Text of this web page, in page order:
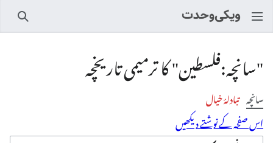
تلاش
"سانچہ:فلسطین" کا ترمیمی تاریخچہ
سانچہ تبادلۂ خیال
اس صفحہ کے نوشتے دیکھیں